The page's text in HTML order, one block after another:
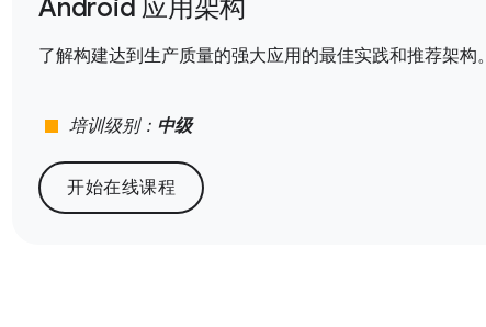
Android 应用架构
了解构建达到生产质量的强大应用的最佳实践和推荐架构。
stop 培训级别： 中级
开始在线课程